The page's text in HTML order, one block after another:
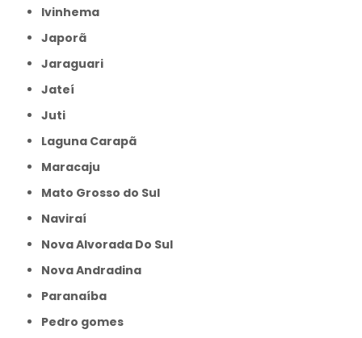
Ivinhema
Japorã
Jaraguari
Jateí
Juti
Laguna Carapã
Maracaju
Mato Grosso do Sul
Naviraí
Nova Alvorada Do Sul
Nova Andradina
Paranaíba
Pedro gomes